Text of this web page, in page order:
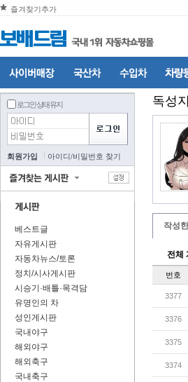
즐겨찾기추가
로그인 상태 유지
회원가입 아이디/비밀번호 찾기
베스트글
자유게시판
자동차뉴스/토론
정치/시사게시판
시승기·배틀·목격담
유명인의 차
성인게시판
국내야구
해외야구
해외축구
국내축구
독성
작성
전체
번호
3377
3376
3375
3374